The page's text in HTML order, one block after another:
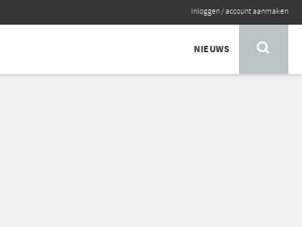
inloggen/account aanmaken
NIEUWS